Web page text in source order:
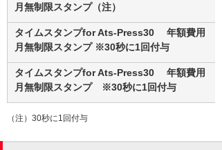
月無制限スタンプ（注）
タイムスタンプfor Ats-Press30 年額費用 （
月無制限スタンプ ※30秒に1回付与
タイムスタンプfor Ats-Press30 年額費用 （
月無制限スタンプ ※30秒に1回付与
（注）30秒に1回付与